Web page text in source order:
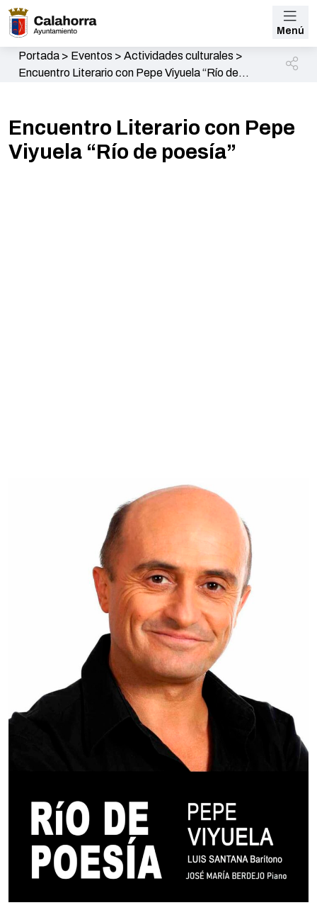
Menú
Portada> Eventos > Actividades culturales >
Encuentro Literario con Pepe Viyuela “Río de
Encuentro Literario con Pepe
Viyuela “Río de poesía”